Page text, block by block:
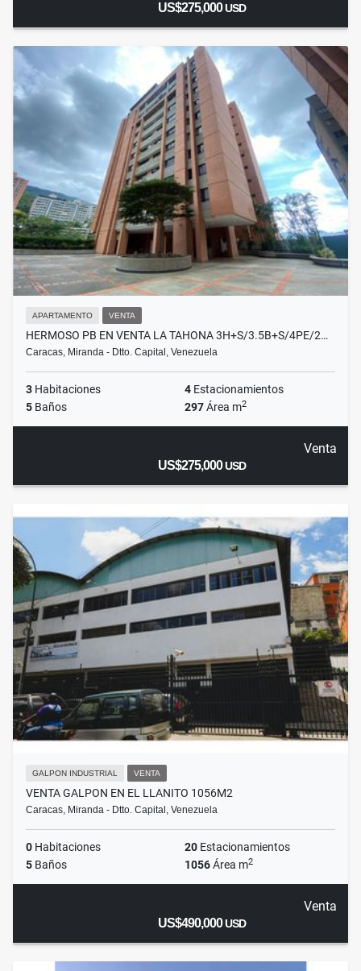
US$275,000USD
APARTAMENTO VENTA
HERMOSO PB EN VENTA LA TAHONA 3H+S/3.5B+S/4PE/2…
Caracas, Miranda - Dtto. Capital, Venezuela
3 Habitaciones 4 Estacionamientos
5 Baños 297Área m2
Venta
US$275,000USD
GALPON INDUSTRIAL VENTA
VENTA GALPON EN EL LLANITO 1056M2
Caracas, Miranda - Dtto. Capital, Venezuela
0 Habitaciones 20 Estacionamientos
5 Baños 1056Área m2
Venta
US$490,000USD